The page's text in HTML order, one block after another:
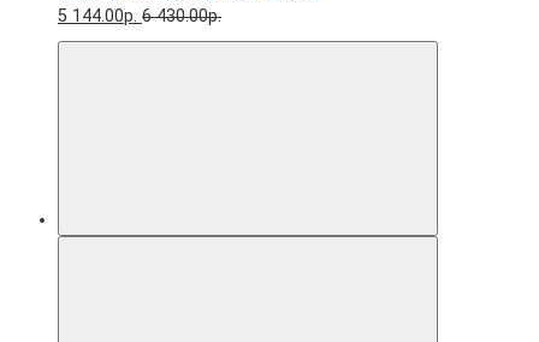
5 144.00р. 6 430.00р.